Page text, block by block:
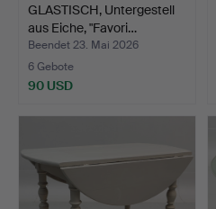
GLASTISCH, Untergestell
aus Eiche, "Favori…
Beendet 23. Mai 2026
6 Gebote
90 USD